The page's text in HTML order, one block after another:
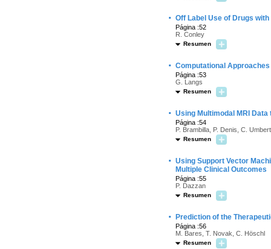
· Off Label Use of Drugs
Página :52
R. Conley
Resumen
· Computational
Página :53
G. Langs
Resumen
· Using Multimodal MRI
Página :54
P. Brambilla, P. Denis, C.
Resumen
· Using Support Vector
Multiple Clinical Outcomes
Página :55
P. Dazzan
Resumen
· Prediction of the
Página :56
M. Bares, T. Novak, C. Höschl
Resumen